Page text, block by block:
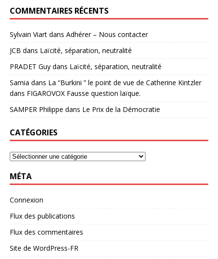
COMMENTAIRES RÉCENTS
Sylvain Viart dans Adhérer – Nous contacter
JCB dans Laïcité, séparation, neutralité
PRADET Guy dans Laïcité, séparation, neutralité
Samia dans La “Burkini ” le point de vue de Catherine Kintzler
dans FIGAROVOX Fausse question laïque.
SAMPER Philippe dans Le Prix de la Démocratie
CATÉGORIES
MÉTA
Connexion
Flux des publications
Flux des commentaires
Site de WordPress-FR